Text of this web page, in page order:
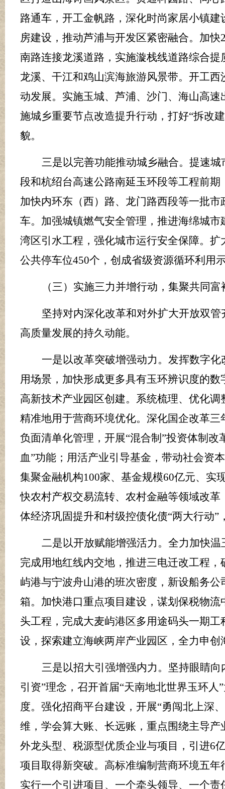
路通车，开工金帆路，深化时尚家居小镇
房建设，推动芦浦与开发区紧密融合。加快
南路连接龙溪道路，实施漩栈线道路综合
龙溪、干江和鸡山滨海旅游风景带。开工
动发展。实施玉城、芦浦、沙门、海山高
施城乡重要节点改造提升行动，打好“拆改
貌。
三是以完善功能推动城乡融合。提速城
段和杭绍台高速公路南延玉环段等工程前
加快内环东（西）路、龙门路西段等一批
车。加强城镇燃气安全管理，推进海绵城
湾区引水工程，强化城市运行安全保障。
公共停车位450个，创成省级资源循环利用
（三）实施三力并增行动，集聚共同
坚持对内深化改革和对外扩大开放双
高质量发展的持久动能。
一是以改革突破增强动力。 发挥数字化
用场景，加快形成更多具有玉环辨识度的
高新技术产业园区创建。系统梳理、优化
精准地用于营商环境优化。 深化国企改革三
负面清单化管理，开展“混合制”投资体制
血”功能；用活产业引导基金，带动社会资
集聚金融机构100家、基金规模60亿元、实
快农村产权交易流转、农村金融等领域改革
体经济巩固提升和村级控债化债“两大行动”
二是以开放赋能增强活力 。 全力加快温
完成用地红线内交地，推进三电迁改工程
屿港与宁波舟山港的班次密度，新设船务公
箱。加快港口重点项目建设，谋划保税物流
头工程，完成大麦屿港区多用途码头一期
设，探索建立海峡两岸产业园区，全力申
三是以招大引强增强内力 。 坚持眼睛向
引资”理念，召开首届“天南地北世界玉环
度。强化招商平台建设，开展“勇闯北上深
维，学会算大账、长远账，重点围绕主导
外龙头型、税源型优质企业与项目， 引进6
项目取得新突破。高标准编制营商环境五
实行一个引进项目、一个牵头领导、一个